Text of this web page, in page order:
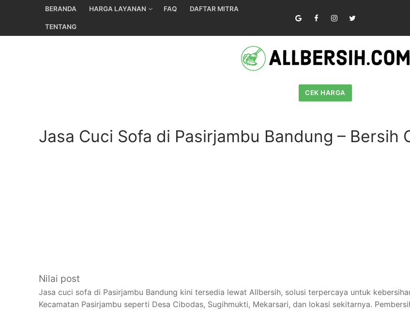
BERANDA HARGA LAYANAN FAQ DAFTAR MITRA
TENTANG
CEK HARGA
Jasa Cuci Sofa di Pasirjambu Bandung – Bersih
Nilai post
Jasa cuci sofa di Pasirjambu Bandung kini tersedia lewat Allbersih, solusi terpercaya untuk
Kecamatan Pasirjambu seperti Desa Cibodas, Sugihmukti, Mekarsari, dan lokasi sekitarnya.